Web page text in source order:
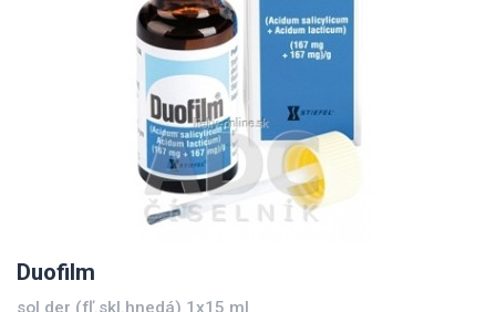
Duofilm
sol der (fľ.skl.hnedá) 1x15 ml